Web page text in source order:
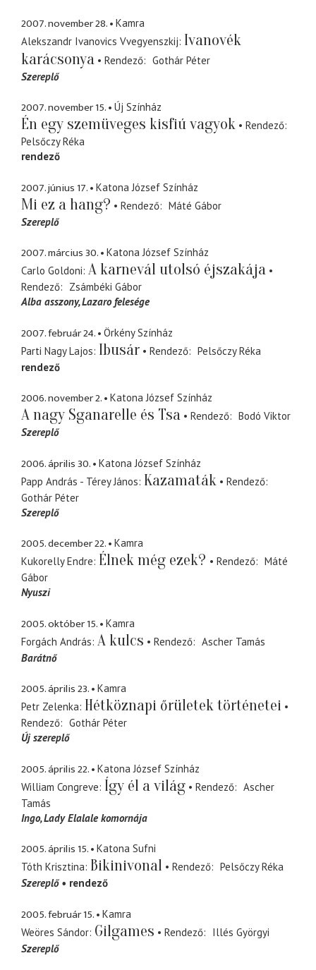
2007. november 28.
Kamra
Alekszandr Ivanovics Vvegyenszkij Ivanovék
karácsonya
Rendező
Gothár Péter
Szereplő
2007. november 15. Új Színház
Én egy szemüveges kisfiú vagyok
Rendező
Pelsőczy Réka
rendező
2007. június 17. Katona József Színház
Mi ez a hang? Rendező
Máté Gábor
Szereplő
2007. március 30.
Katona József Színház
Carlo Goldoni A karnevál utolsó éjszakája
Rendező
Zsámbéki Gábor
Alba asszony Lazaro felesége
2007. február 24.
Örkény Színház
Parti Nagy Lajos Ibusár Rendező
Pelsőczy Réka
rendező
2006. november 2. Katona József Színház
A nagy Sganarelle és Tsa Rendező
Bodó Viktor
Szereplő
2006. április 30.
Katona József Színház
Papp András - Térey János Kazamaták
Rendező
Gothár Péter
Szereplő
2005. december 22.
Kamra
Kukorelly Endre Élnek még ezek? Rendező
Máté
Gábor
Nyuszi
2005. október 15.
Kamra
Forgách András A kulcs Rendező
Ascher Tamás
Barátnő
2005. április 23.
Kamra
Petr Zelenka Hétköznapi őrületek történetei
Rendező
Gothár Péter
Új szereplő
2005. április 22.
Katona József Színház
William Congreve Így él a világ Rendező
Ascher
Tamás
Ingo Lady Elalale komornája
2005. április 15.
Katona Sufni
Tóth Krisztina Bikinivonal Rendező
Pelsőczy Réka
Szereplő
rendező
2005. február 15.
Kamra
Weöres Sándor Gilgames Rendező
Illés Györgyi
Szereplő